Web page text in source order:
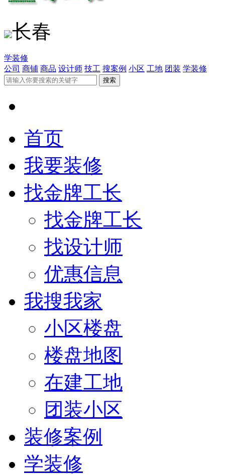
长春
学装修
公司 商铺 商品 设计师 技工 搜案例 小区 工地 团装 学装修
首页
我要装修
找金牌工长
找金牌工长
找设计师
优惠信息
我搜我家
小区楼盘
楼盘地图
在建工地
团装小区
装修案例
学装修